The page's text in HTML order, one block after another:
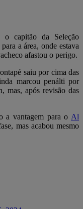
o capitão da Seleção
a área, onde estava
afastou o perigo.
saiu por cima das
marcou penálti por
mas, após revisão das
a vantagem para o Al
mas acabou mesmo